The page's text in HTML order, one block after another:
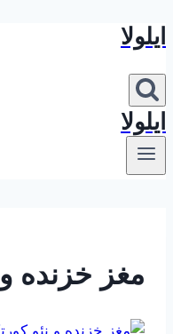
بازگشت
محتوا
ایلولا
ایلولا
مغز خزنده